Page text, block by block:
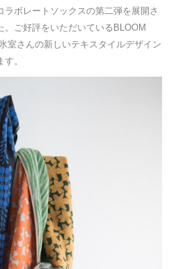
ボレートソックスの第二弾を展開さ
ご好評をいただいているBLOOM
室さんの新しいテキスタイルデザイン
。